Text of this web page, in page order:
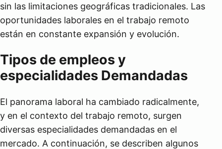
sin las limitaciones geográficas tradicionales. Las
oportunidades laborales en el trabajo remoto
están en constante expansión y evolución.
Tipos de empleos y
especialidades Demandadas
El panorama laboral ha cambiado radicalmente,
y en el contexto del trabajo remoto, surgen
diversas especialidades demandadas en el
mercado. A continuación, se describen algunos